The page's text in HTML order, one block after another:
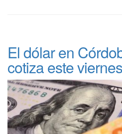
El dólar en
cotiza este